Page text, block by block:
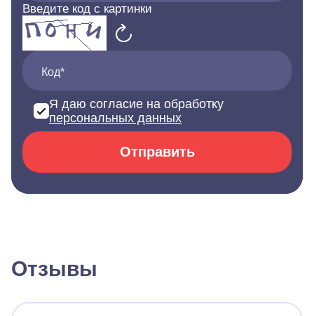
Введите код с картинки
Код*
Я даю согласие на обработку
персональных данных
Отправить
Отзывы